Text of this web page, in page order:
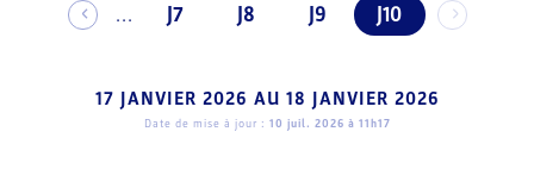
... J7 J8 J9 J10
17 JANVIER 2026 AU 18 JANVIER 2026
Date de mise à jour : 10 juil. 2026 à 11h17